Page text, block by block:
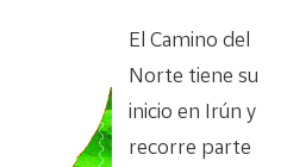
El Camino del
Norte tiene su
inicio en Irún y
recorre parte